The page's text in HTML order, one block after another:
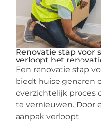
Renovatie stap voor
verloopt het
Een renovatie stap
biedt huiseigenaren
overzichtelijk proces
te vernieuwen. Door
aanpak verloopt